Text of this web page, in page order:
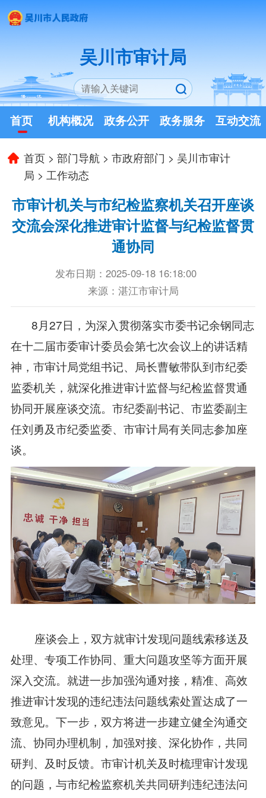
吴川市审计局
首页 机构概况 政务公开 政务服务 互动交流
首页 >部门导航 >市政府部门 > 吴川市审计
局 > 工作动态
市审计机关与市纪检监察机关召开座谈
交流会深化推进审计监督与纪检监督贯
通协同
发布日期：2025-09-18 16:18:00
来源：湛江市审计局
8月27日，为深入贯彻落实市委书记余钢同志
在十二届市委审计委员会第七次会议上的讲话精
神，市审计局党组书记、局长曹敏带队到市纪委
监委机关，就深化推进审计监督与纪检监督贯通
协同开展座谈交流。市纪委副书记、市监委副主
任刘勇及市纪委监委、市审计局有关同志参加座
谈。
座谈会上，双方就审计发现问题线索移送及
处理、专项工作协同、重大问题攻坚等方面开展
深入交流。就进一步加强沟通对接，精准、高效
推进审计发现的违纪违法问题线索处置达成了一
致意见。下一步，双方将进一步建立健全沟通交
流、协同办理机制，加强对接、深化协作，共同
研判、及时反馈。市审计机关及时梳理审计发现
的问题，与市纪检监察机关共同研判违纪违法问